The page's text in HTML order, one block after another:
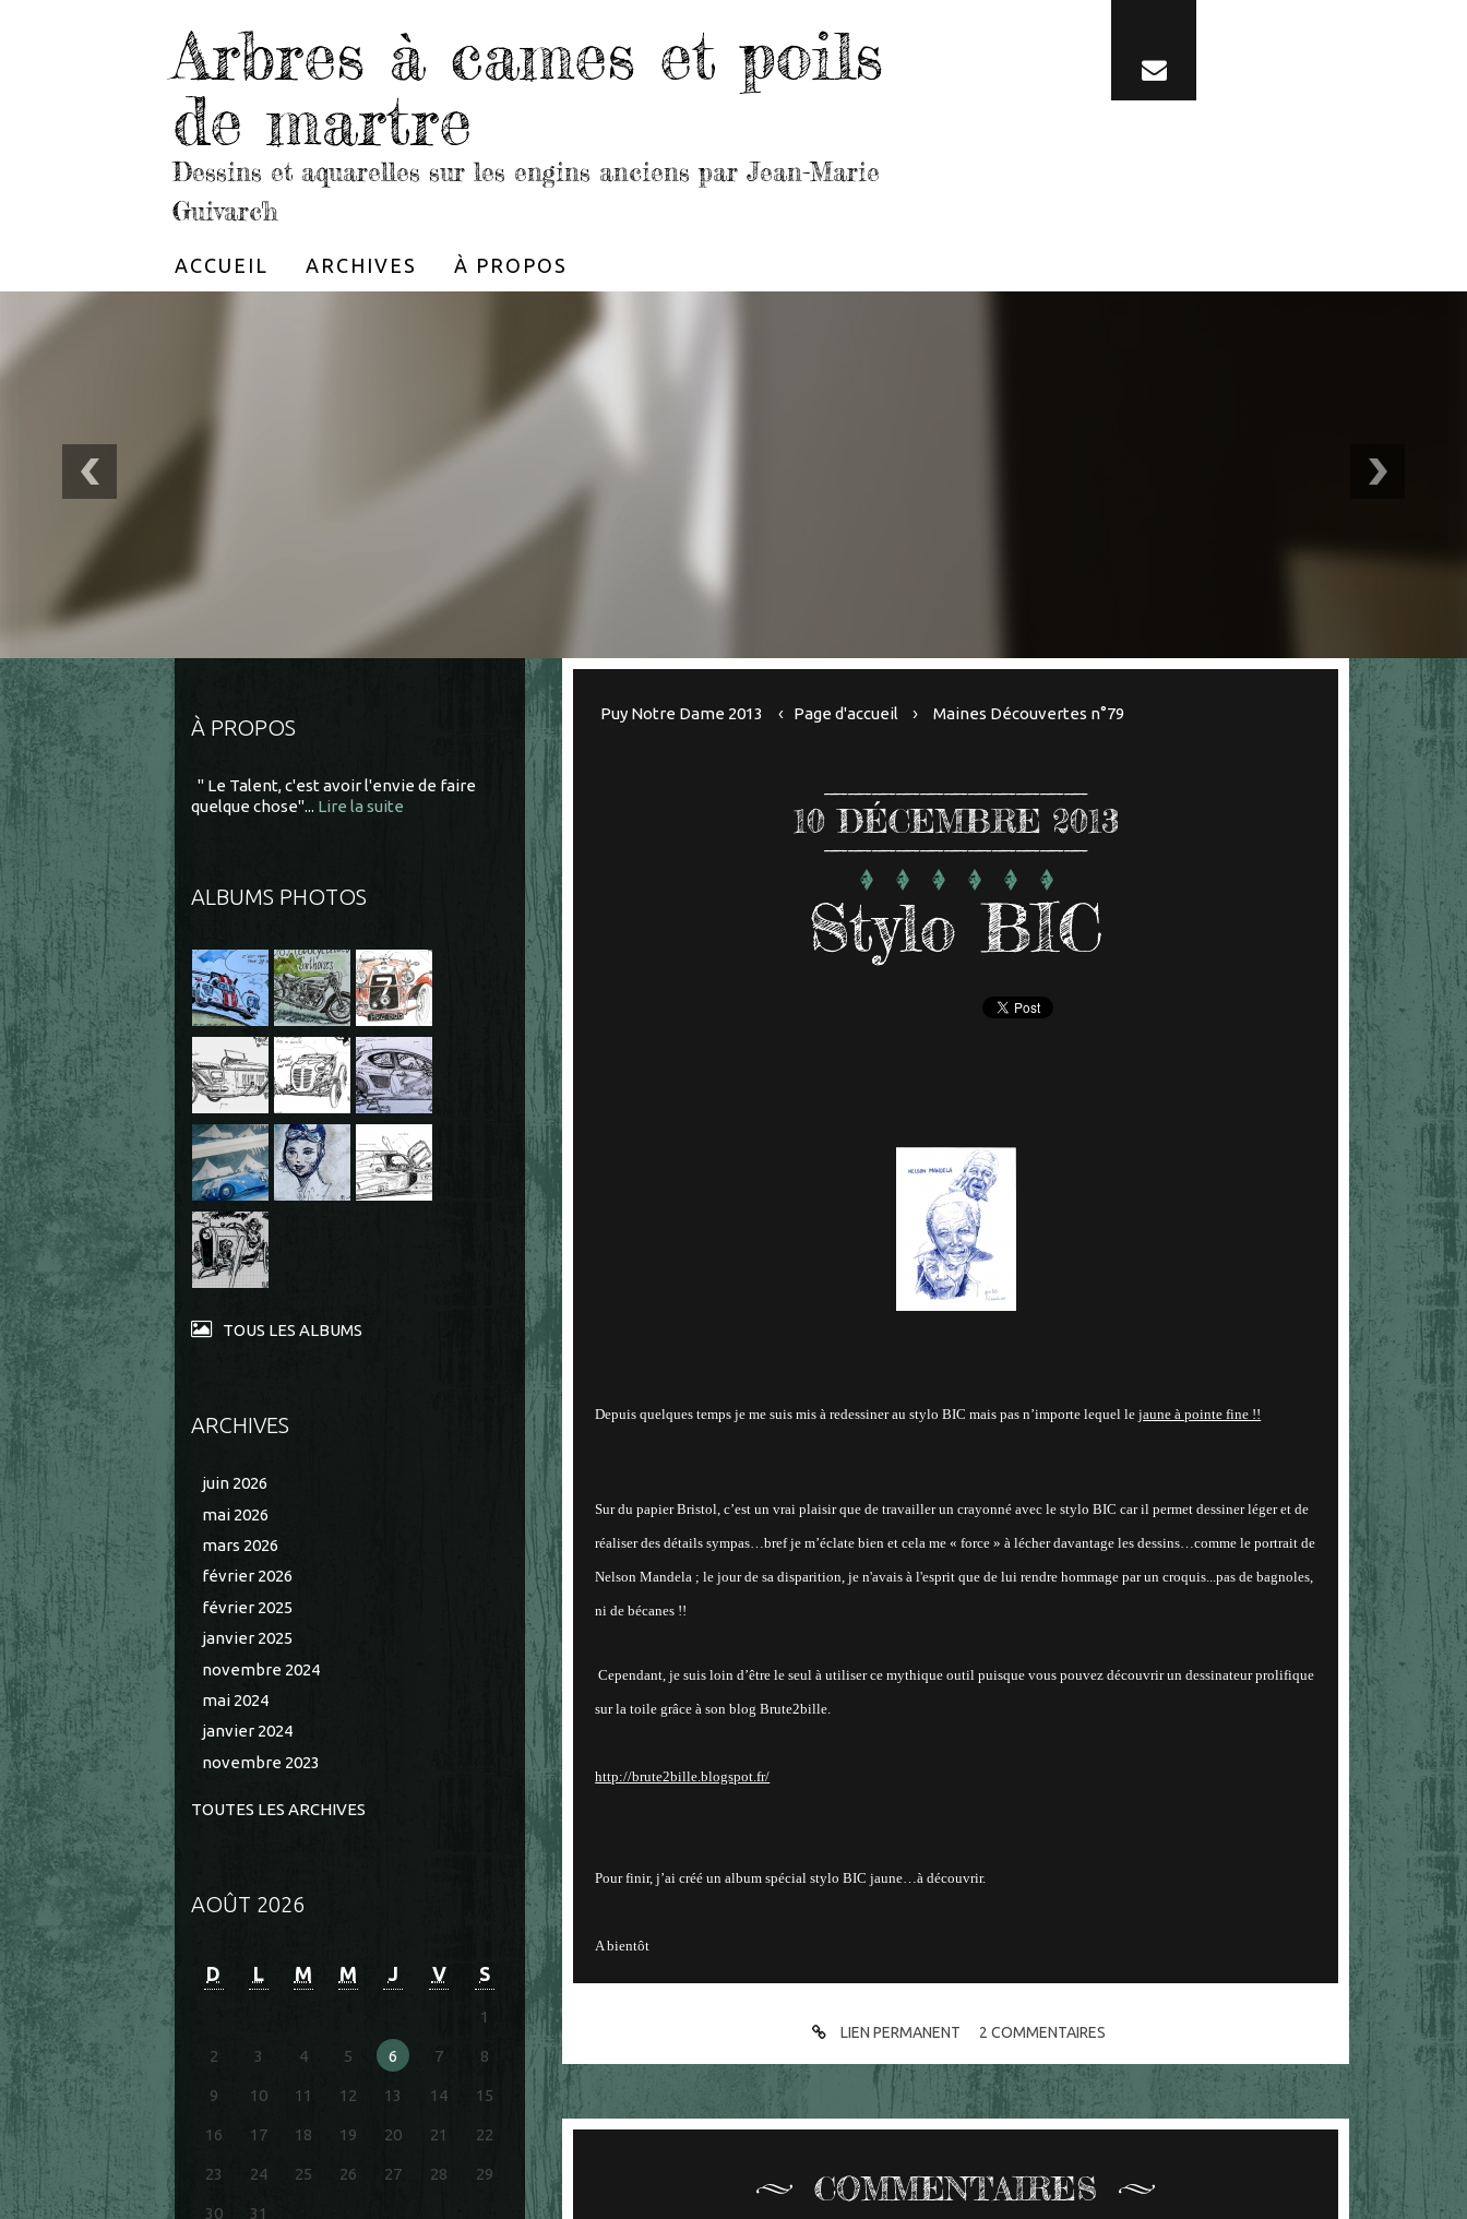
Arbres à cames et poils
de martre
Dessins et aquarelles sur les engins anciens par Jean-Marie
Guivarc'h
ACCUEIL ARCHIVES À PROPOS
À PROPOS
" Le Talent, c'est avoir l'envie de faire
quelque chose"... Lire la suite
ALBUMS PHOTOS
TOUS LES ALBUMS
ARCHIVES
juin 2026
mai 2026
mars 2026
février 2026
février 2025
janvier 2025
novembre 2024
mai 2024
janvier 2024
novembre 2023
TOUTES LES ARCHIVES
AOÛT 2026
D L M M J V S
1
2 3 4 5 6 7 8
9 10 11 12 13 14 15
16 17 18 19 20 21 22
23 24 25 26 27 28 29
30 31
Puy Notre Dame 2013 Page d'accueil Maines Découvertes n°79
10 DÉCEMBRE 2013
Stylo BIC
Depuis quelques temps je me suis mis à redessiner au stylo BIC mais pas n’importe lequel lejaune à pointe fine !!
Sur du papier Bristol, c’est un vrai plaisir que de travailler un crayonné avec le stylo BIC car il permet dessiner léger et de
réaliser des détails sympas…bref je m’éclate bien et cela me « force » à lécher davantage les dessins…comme le portrait de
Nelson Mandela ; le jour de sa disparition, je n'avais à l'esprit que de lui rendre hommage par un croquis...pas de bagnoles,
ni de bécanes !!
Cependant, je suis loin d’être le seul à utiliser ce mythique outil puisque vous pouvez découvrir un dessinateur prolifique
sur la toile grâce à son blog Brute2bille.
http://brute2bille.blogspot.fr/
Pour finir, j’ai créé un album spécial stylo BIC jaune…à découvrir.
A bientôt
LIEN PERMANENT 2 COMMENTAIRES
COMMENTAIRES